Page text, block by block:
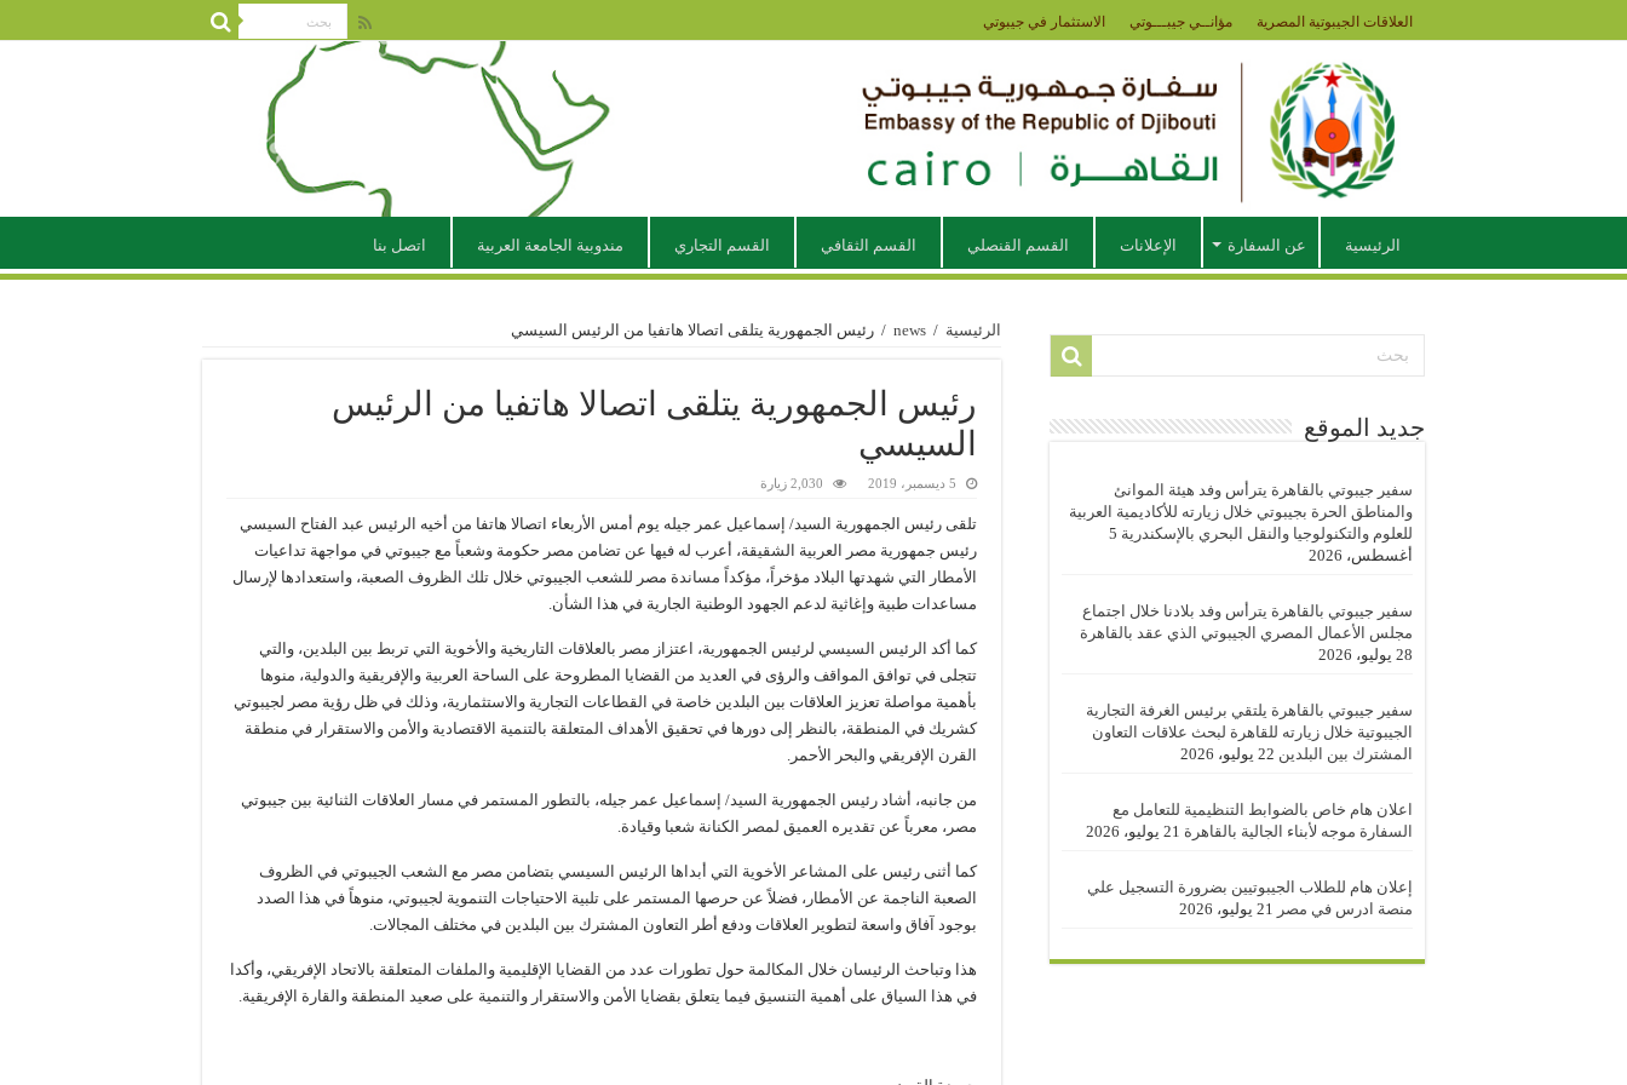
العلاقات الجيبوتية المصرية مؤانــي جيبـــوتي الاستثمار في جيبوتي
الرئيسية عن السفارة الإعلانات القسم القنصلي القسم الثقافي القسم التجاري مندوبية الجامعة العربية اتصل بنا
الرئيسية /
news
/ رئيس الجمهورية يتلقى اتصالا هاتفيا من الرئيس السيسي
رئيس الجمهورية يتلقى اتصالا هاتفيا من الرئيس
السيسي
5 ديسمبر، 2019 2,030 زيارة
تلقى رئيس الجمهورية السيد/ إسماعيل عمر جيله يوم أمس الأربعاء اتصالا هاتفا من أخيه الرئيس عبد الفتاح السيسي
رئيس جمهورية مصر العربية الشقيقة، أعرب له فيها عن تضامن مصر حكومة وشعباً مع جيبوتي في مواجهة تداعيات
الأمطار التي شهدتها البلاد مؤخراً، مؤكداً مساندة مصر للشعب الجيبوتي خلال تلك الظروف الصعبة، واستعدادها لإرسال
مساعدات طبية وإغاثية لدعم الجهود الوطنية الجارية في هذا الشأن.
كما أكد الرئيس السيسي لرئيس الجمهورية، اعتزاز مصر بالعلاقات التاريخية والأخوية التي تربط بين البلدين، والتي
تتجلى في توافق المواقف والرؤى في العديد من القضايا المطروحة على الساحة العربية والإفريقية والدولية، منوها
بأهمية مواصلة تعزيز العلاقات بين البلدين خاصة في القطاعات التجارية والاستثمارية، وذلك في ظل رؤية مصر لجيبوتي
كشريك في المنطقة، بالنظر إلى دورها في تحقيق الأهداف المتعلقة بالتنمية الاقتصادية والأمن والاستقرار في منطقة
القرن الإفريقي والبحر الأحمر.
من جانبه، أشاد رئيس الجمهورية السيد/ إسماعيل عمر جيله، بالتطور المستمر في مسار العلاقات الثنائية بين جيبوتي
مصر، معرباً عن تقديره العميق لمصر الكنانة شعبا وقيادة.
كما أثنى رئيس على المشاعر الأخوية التي أبداها الرئيس السيسي بتضامن مصر مع الشعب الجيبوتي في الظروف
الصعبة الناجمة عن الأمطار، فضلاً عن حرصها المستمر على تلبية الاحتياجات التنموية لجيبوتي، منوهاً في هذا الصدد
بوجود آفاق واسعة لتطوير العلاقات ودفع أطر التعاون المشترك بين البلدين في مختلف المجالات.
هذا وتباحث الرئيسان خلال المكالمة حول تطورات عدد من القضايا الإقليمية والملفات المتعلقة بالاتحاد الإفريقي، وأكدا
في هذا السياق على أهمية التنسيق فيما يتعلق بقضايا الأمن والاستقرار والتنمية على صعيد المنطقة والقارة الإفريقية.
جديد الموقع
سفير جيبوتي بالقاهرة يترأس وفد هيئة الموانئ
والمناطق الحرة بجيبوتي خلال زيارته للأكاديمية العربية
للعلوم والتكنولوجيا والنقل البحري بالإسكندرية 5
أغسطس، 2026
سفير جيبوتي بالقاهرة يترأس وفد بلادنا خلال اجتماع
مجلس الأعمال المصري الجيبوتي الذي عقد بالقاهرة
28 يوليو، 2026
سفير جيبوتي بالقاهرة يلتقي برئيس الغرفة التجارية
الجيبوتية خلال زيارته للقاهرة لبحث علاقات التعاون
المشترك بين البلدين 22 يوليو، 2026
اعلان هام خاص بالضوابط التنظيمية للتعامل مع
السفارة موجه لأبناء الجالية بالقاهرة 21 يوليو، 2026
إعلان هام للطلاب الجيبوتيين بضرورة التسجيل علي
منصة ادرس في مصر
21 يوليو، 2026